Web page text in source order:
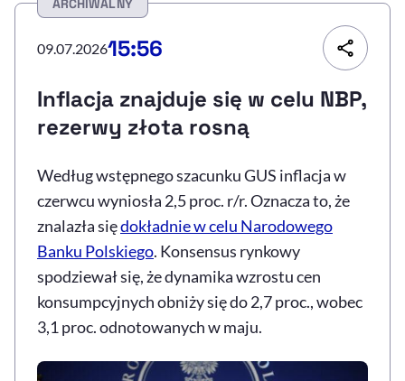
Sprawdź, jak i dlaczego zwiększamy dostępność , otwiera się w nowym
Deklaracja dostępności, otwiera się w nowym oknie
Zgłoś problem
ARCHIWALNY
09.07.202615:56
Inflacja znajduje się w celu NBP,
rezerwy złota rosną
Według wstępnego szacunku GUS inflacja w
czerwcu wyniosła 2,5 proc. r/r. Oznacza to, że
znalazła siędokładnie w celu Narodowego
Banku Polskiego. Konsensus rynkowy
spodziewał się, że dynamika wzrostu cen
konsumpcyjnych obniży się do 2,7 proc., wobec
3,1 proc. odnotowanych w maju.